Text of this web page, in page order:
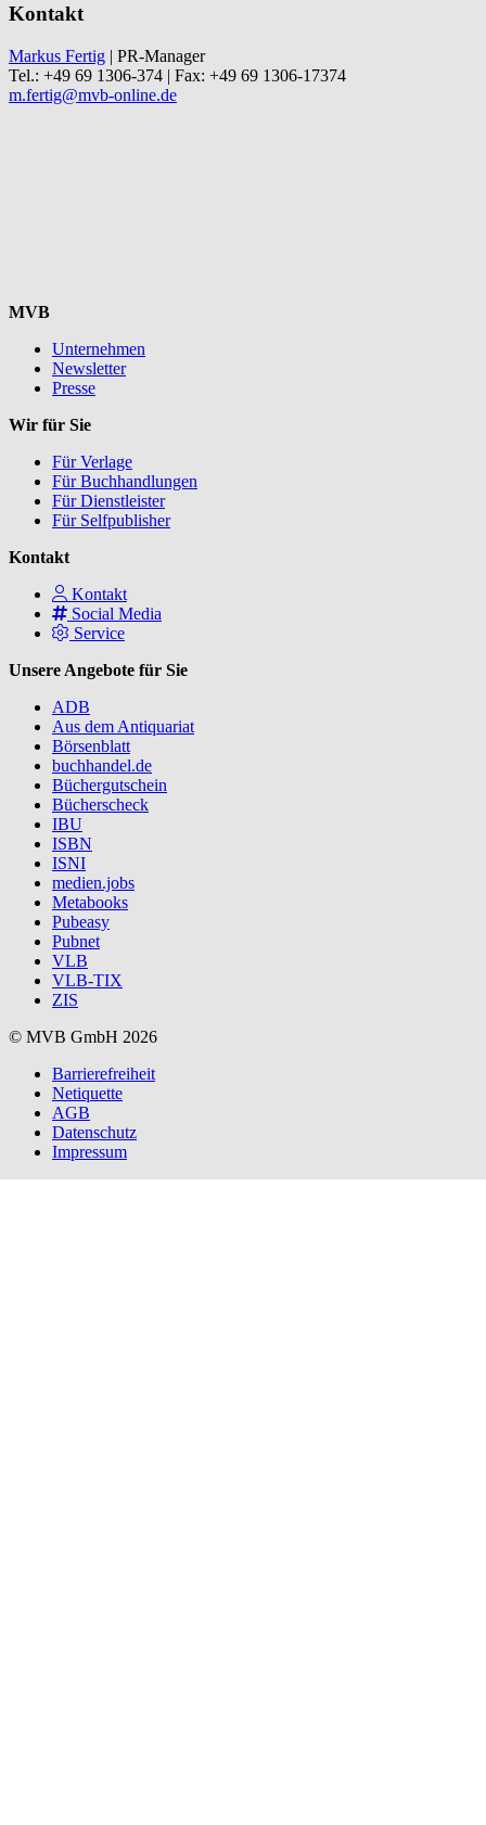
Kontakt
Markus Fertig | PR-Manager
Tel.: +49 69 1306-374 | Fax: +49 69 1306-17374
m.fertig@mvb-online.de
MVB
Unternehmen
Newsletter
Presse
Wir für Sie
Für Verlage
Für Buchhandlungen
Für Dienstleister
Für Selfpublisher
Kontakt
Kontakt
Social Media
Service
Unsere Angebote für Sie
ADB
Aus dem Antiquariat
Börsenblatt
buchhandel.de
Büchergutschein
Bücherscheck
IBU
ISBN
ISNI
medien.jobs
Metabooks
Pubeasy
Pubnet
VLB
VLB-TIX
ZIS
© MVB GmbH 2026
Barrierefreiheit
Netiquette
AGB
Datenschutz
Impressum